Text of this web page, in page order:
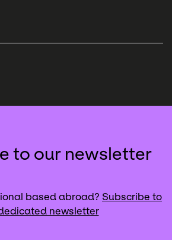
to our newsletter
based abroad? Subscribe to
newsletter